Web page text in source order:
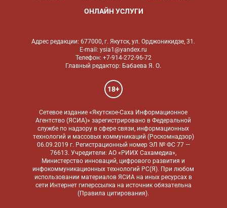
ОНЛАЙН УСЛУГИ
Адрес редакции: 677000, г. Якутск, ул. Орджоникидзе, 31.
E-mail: ysia1@yandex.ru
Телефон: +7-914-272-96-72
Главный редактор: Бабаева Я. О.
18+
Сетевое издание «Якутское-Саха Информационное
Агентство (ЯСИА)» зарегистрировано в Федеральной
службе по надзору в сфере связи, информационных
технологий и массовых коммуникаций (Роскомнадзор)
06.09.2019 г. Регистрационный номер ЭЛ № ФС 77 —
76613. Учредители: АО «РИИХ Сахамедиа»,
Министерство инноваций, цифрового развития и
инфокоммуникационных технологий РС(Я). При любом
использовании материалов ЯСИА на иных ресурсах в
сети Интернет гиперссылка на источник обязательна
(Правила цитирования).